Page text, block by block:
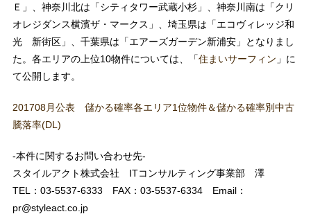
Ｅ」、神奈川北は「シティタワー武蔵小杉」、神奈川南は「クリ
オレジダンス横濱ザ・マークス」、埼玉県は「エコヴィレッジ和
光 新街区」、千葉県は「エアーズガーデン新浦安」となりまし
た。各エリアの上位10物件については、「住まいサーフィン 」に
て公開します。
201708月公表 儲かる確率各エリア1位物件＆儲かる確率別中古
騰落率(DL)
-本件に関するお問い合わせ先-
スタイルアクト株式会社 ITコンサルティング事業部 澤
TEL：03-5537-6333 FAX：03-5537-6334 Email：
pr@styleact.co.jp